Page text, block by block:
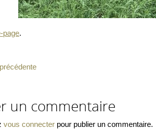
page.
un commentaire
vous connecter pour publier un commentaire.